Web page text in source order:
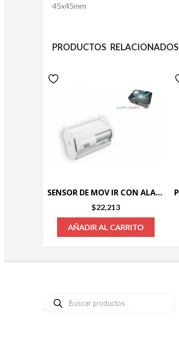
45x45mm
PRODUCTOS RELACIONADOS
SENSOR DE MOV IR CON ALARMA
$22,213
AÑADIR AL CARRITO
productos